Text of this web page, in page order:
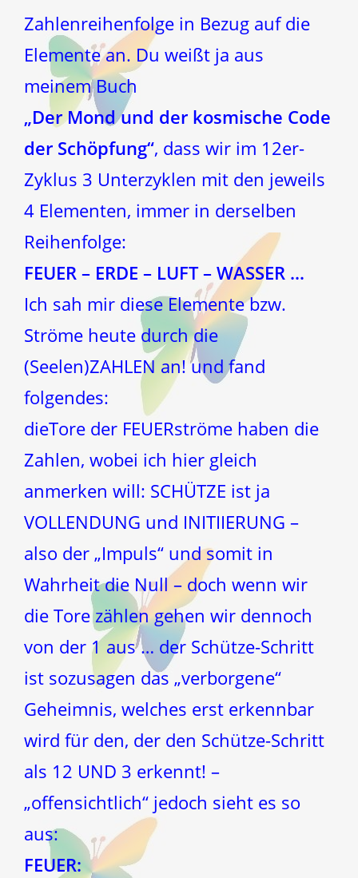
Zahlenreihenfolge in Bezug auf die
Elemente an. Du weißt ja aus
meinem Buch
„Der Mond und der kosmische Code
der Schöpfung“, dass wir im 12er-
Zyklus 3 Unterzyklen mit den jeweils
4 Elementen, immer in derselben
Reihenfolge:
FEUER – ERDE – LUFT – WASSER …
Ich sah mir diese Elemente bzw.
Ströme heute durch die
(Seelen)ZAHLEN an! und fand
folgendes:
dieTore der FEUERströme haben die
Zahlen, wobei ich hier gleich
anmerken will: SCHÜTZE ist ja
VOLLENDUNG und INITIIERUNG –
also der „Impuls“ und somit in
Wahrheit die Null – doch wenn wir
die Tore zählen gehen wir dennoch
von der 1 aus … der Schütze-Schritt
ist sozusagen das „verborgene“
Geheimnis, welches erst erkennbar
wird für den, der den Schütze-Schritt
als 12 UND 3 erkennt! –
„offensichtlich“ jedoch sieht es so
aus:
FEUER: